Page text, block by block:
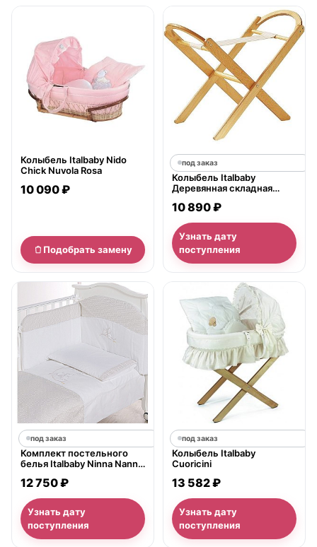
Колыбель Italbaby Nido
Chick Nuvola Rosa
10 090 ₽
Подобрать замену
под заказ
Колыбель Italbaby
Деревянная складная
10 890 ₽
Узнать дату
поступления
под заказ
Комплект постельного
белья Italbaby Ninna Nanna
12 750 ₽
Узнать дату
поступления
под заказ
Колыбель Italbaby
Cuoricini
13 582 ₽
Узнать дату
поступления